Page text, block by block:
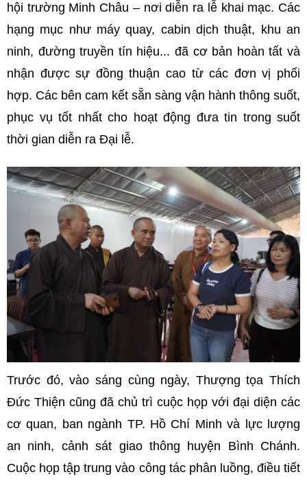
hội trường Minh Châu – nơi diễn ra lễ khai mạc. Các
hạng mục như máy quay, cabin dịch thuật, khu an
ninh, đường truyền tín hiệu... đã cơ bản hoàn tất và
nhận được sự đồng thuận cao từ các đơn vị phối
hợp. Các bên cam kết sẵn sàng vận hành thông suốt,
phục vụ tốt nhất cho hoạt động đưa tin trong suốt
thời gian diễn ra Đại lễ.
Trước đó, vào sáng cùng ngày, Thượng tọa Thích
Đức Thiện cũng đã chủ trì cuộc họp với đại diện các
cơ quan, ban ngành TP. Hồ Chí Minh và lực lượng
an ninh, cảnh sát giao thông huyện Bình Chánh.
Cuộc họp tập trung vào công tác phân luồng, điều tiết